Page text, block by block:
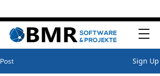
Post Sign Up